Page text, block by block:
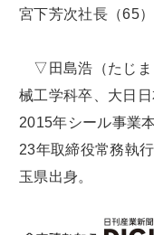
宮下芳次社長（65
▽田島浩（たじま
械工学科卒、大日
2015年シール事業
23年取締役常務執
玉県出身。